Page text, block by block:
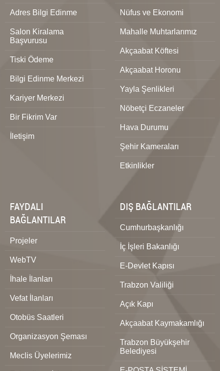
Adres Bilgi Edinme
Salon Kiralama
Başvurusu
Tiski Ödeme
Bilgi Edinme Merkezi
Kariyer Merkezi
Bir Fikrim Var
İletişim
Nüfus ve Ekonomi
Mahalle Muhtarlarımız
Akçaabat Köftesi
Akçaabat Horonu
Yayla Şenlikleri
Nöbetçi Eczaneler
Hava Durumu
Şehir Kameraları
Etkinlikler
FAYDALI
BAĞLANTILAR
Projeler
WebTV
İhale İlanları
Vefat İlanları
Otobüs Saatleri
Organizasyon Şeması
Meclis Üyelerimiz
DIŞ BAĞLANTILAR
Cumhurbaşkanlığı
İç İşleri Bakanlığı
E-Devlet Kapısı
Trabzon Valiliği
Açık Kapı
Akçaabat Kaymakamlığı
Trabzon Büyükşehir
Belediyesi